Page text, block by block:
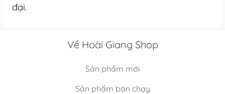
đại.
Về Hoài Giang Shop
Sản phẩm mới
Sản phẩm bán chạy